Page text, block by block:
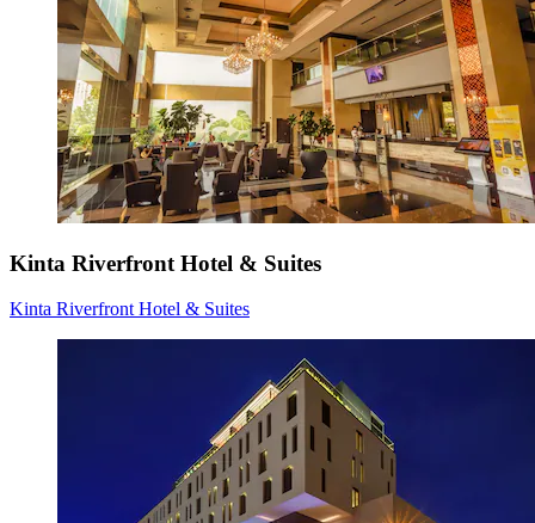
Kinta Riverfront Hotel & Suites
Kinta Riverfront Hotel & Suites